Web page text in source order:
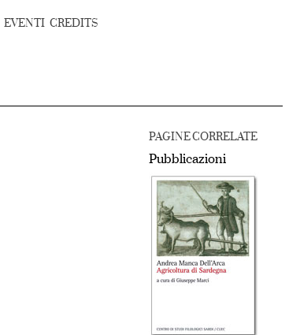
EVENTI CREDITS
PAGINE CORRELATE
Pubblicazioni